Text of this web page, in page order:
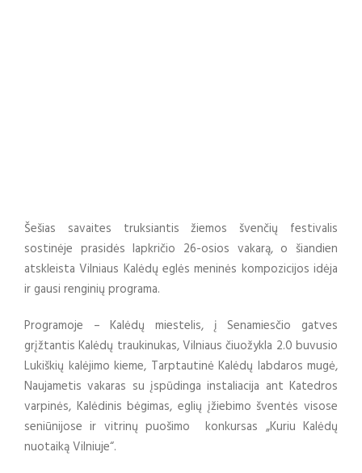
Šešias savaites truksiantis žiemos švenčių festivalis
sostinėje prasidės lapkričio 26-osios vakarą, o šiandien
atskleista Vilniaus Kalėdų eglės meninės kompozicijos idėja
ir gausi renginių programa.
Programoje – Kalėdų miestelis, į Senamiesčio gatves
grįžtantis Kalėdų traukinukas, Vilniaus čiuožykla 2.0 buvusio
Lukiškių kalėjimo kieme, Tarptautinė Kalėdų labdaros mugė,
Naujametis vakaras su įspūdinga instaliacija ant Katedros
varpinės, Kalėdinis bėgimas, eglių įžiebimo šventės visose
seniūnijose ir vitrinų puošimo konkursas „Kuriu Kalėdų
nuotaiką Vilniuje“.